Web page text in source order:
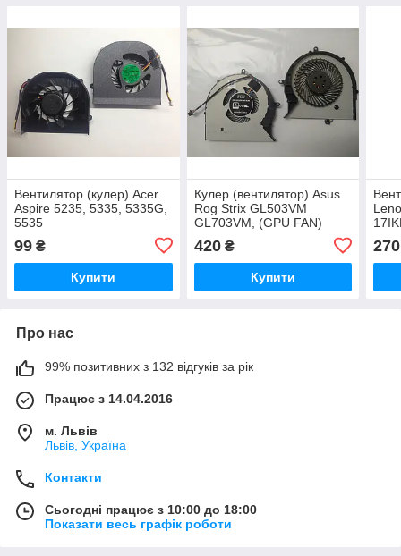
Вентилятор (кулер) Acer
Aspire 5235, 5335, 5335G,
5535
99 ₴
Купити
Кулер (вентилятор) Asus
Rog Strix GL503VM
GL703VM, (GPU FAN)
420₴
Купити
270
Про нас
99% позитивних з 132 відгуків за рік
Працює з 14.04.2016
м. Львів
Львів, Україна
Контакти
Сьогодні працює з 10:00 до 18:00
Показати весь графік роботи